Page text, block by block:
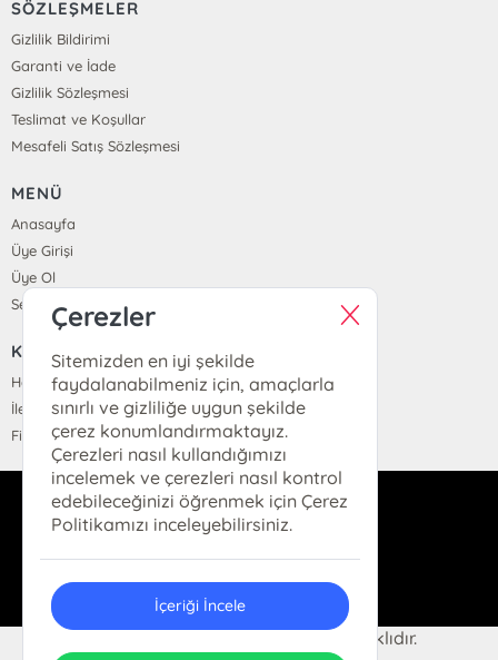
SÖZLEŞMELER
Gizlilik Bildirimi
Garanti ve İade
Gizlilik Sözleşmesi
Teslimat ve Koşullar
Mesafeli Satış Sözleşmesi
MENÜ
Anasayfa
Üye Girişi
Üye Ol
Sepetim
KURUMSAL
Hakkımızda
İletişim
Fiyat Listesi
dukkan@hermeskitap.com
0(212)-519-93-79
© 2025 Hermes Kitap. Her hakkı saklıdır.
Çerezler
Sitemizden en iyi şekilde
faydalanabilmeniz için, amaçlarla
sınırlı ve gizliliğe uygun şekilde
çerez konumlandırmaktayız.
Çerezleri nasıl kullandığımızı
incelemek ve çerezleri nasıl kontrol
edebileceğinizi öğrenmek için Çerez
Politikamızı inceleyebilirsiniz.
İçeriği İncele